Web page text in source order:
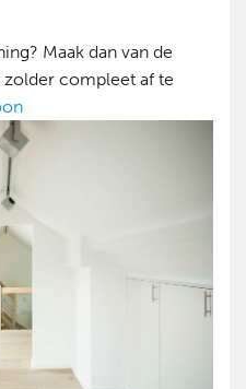
Maak dan van de
compleet af te